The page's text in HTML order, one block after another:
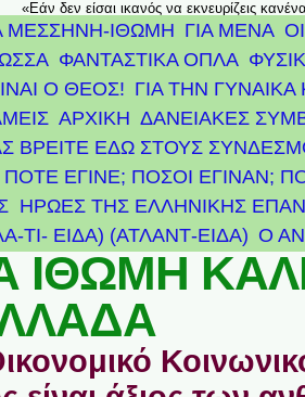
«Εάν δεν είσαι ικανός να εκνευρίζεις
ΜΕΣΣΗΝΗ-ΙΘΩΜΗ ΓΙΑ ΜΕΝΑ
ΦΑΝΤΑΣΤΙΚΑ ΟΠΛΑ
Ο ΘΕΟΣ! ΓΙΑ ΤΗΝ ΓΥΝΑΙΚΑ
ΑΡΧΙΚΉ ΔΑΝΕΙΑΚΕΣ
ΒΡΕΙΤΕ ΕΔΩ ΣΤΟΥΣ
ΕΓΙΝΕ; ΠΟΣΟΙ ΕΓΙΝΑΝ;
ΉΡΩΕΣ ΤΗΣ ΕΛΛΗΝΙΚΉΣ
ΤΙ- ΕΙΔΑ) (ΑΤΛΑΝΤ-ΕΙΔΑ) Ο
ΙΘΩΜΗ